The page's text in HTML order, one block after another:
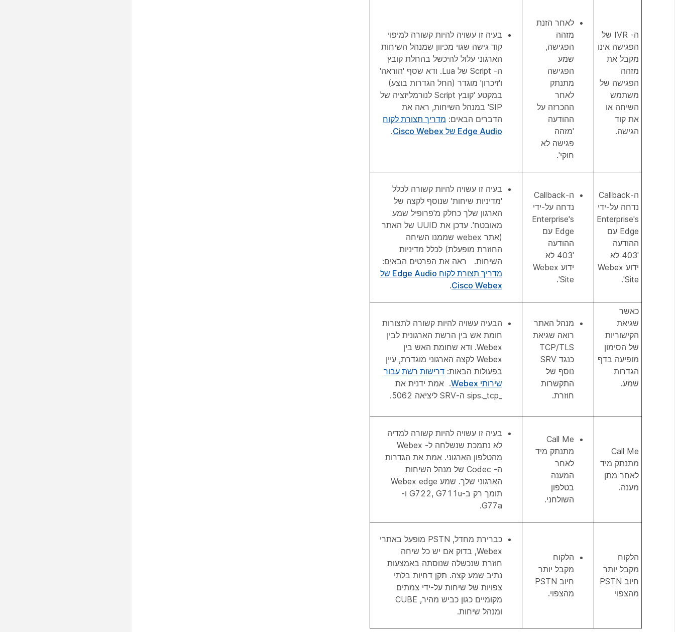
ה- IVR של
הפגישה אינו
מקבל את
מזהה
הפגישה של
משתמש
השיחה או
את קוד
הגישה.
לאחר הזנת
מזהה
הפגישה,
שמע
הפגישה
מתנתק
לאחר
ההכרזה על
ההודעה
'מזהה
פגישה לא
חוקי'.
בעיה זו עשויה להיות קשורה למיפוי
קוד גישה שגוי מכיוון שמנהל השיחות
הארגוני עלול להיכשל בהחלת קובץ
ה- Script של Lua. ודא שסף 'הוראה'
ו'זיכרון' מוגדר (החל הגדרות בוצע)
במקטע 'קובץ Script לנורמליזציה של
SIP' במנהל השיחות, ראה את
הדברים הבאים: מדריך תצורת לקוח
Edge Audio של Cisco Webex
.
ה-Callback
נדחה על-ידי
Enterprise's
Edge עם
ההודעה
'403 לא
ידוע Webex
Site'.
ה-Callback
נדחה על-ידי
Enterprise's
Edge עם
ההודעה
'403 לא
ידוע Webex
Site'.
בעיה זו עשויה להיות קשורה לכלל
'מדיניות שיחות' שנוסף לקצה של
הארגון שלך כחלק מ'פרופיל שמע
מאובטח'. עדכן את UUID של האתר
(אתר webex שממנו השיחה
החוזרת מופעלת) לכלל מדיניות
השיחות. ראה את הפרטים הבאים:
מדריך תצורת לקוח Edge Audio של
Cisco Webex
.
כאשר
שגיאת
הקישוריות
של הסימון
מופיעה בדף
הגדרות
שמע.
מנהל האתר
רואה שגיאת
TCP/TLS
כנגד SRV
נוסף של
התקשרות
חוזרת.
הבעיה עשויה להיות קשורה לתצורות
חומת אש בין הרשת הארגונית לבין
Webex. ודא שחומת האש בין
Webex לקצה הארגוני מוגדרת, עיין
בפעולות הבאות: דרישות רשת עבור
שירותי Webex
. אמת ידנית את
Call Me
מתנתק מיד
לאחר מתן
מענה.
Call Me
מתנתק מיד
לאחר
המענה
בטלפון
השולחני.
בעיה זו עשויה להיות קשורה למדיה
לא נתמכת שנשלחה ל- Webex
מהטלפון הארגוני. אמת את הגדרות
ה- Codec של מנהל השיחות
הארגוני שלך. שמע Webex edge
תומך רק ב-G722, G711u ו-
G77a.
הלקוח
מקבל יותר
חיוב PSTN
מהצפוי
הלקוח
מקבל יותר
חיוב PSTN
מהצפוי.
כברירת מחדל, PSTN מופעל באתרי
Webex, בדוק אם יש כל שיחה
חוזרת שנכשלה שנוסתה באמצעות
נתיב שמע קצה. תקן דחיות בלתי
צפויות של שיחות על-ידי צמתים
מקומיים כגון כביש מהיר, CUBE
ומנהל שיחות.